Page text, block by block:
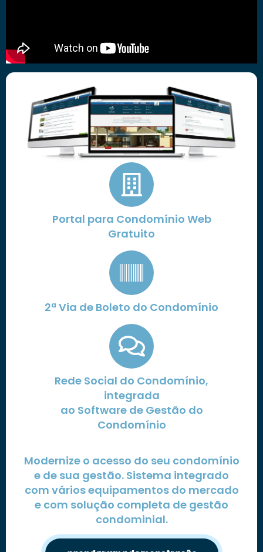
Portal para Condomínio Web
Gratuito
2ª Via de Boleto do Condomínio
Rede Social do Condomínio,
integrada
ao Software de Gestão do
Condomínio
Modernize o acesso do seu condomínio
e de sua gestão. Sistema integrado
com vários equipamentos do mercado
e com solução completa de gestão
condominial.